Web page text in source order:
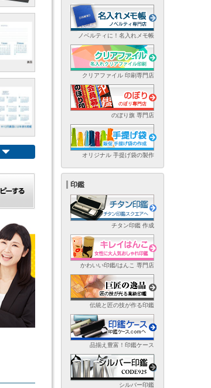
ノベルティに！名入れメモ帳
クリアファイル 印刷専門店
のぼり旗 専門店
オリジナル 手提げ袋の製作
印鑑
チタン印鑑 作成
かわいい印鑑/はんこ 専門店
伝統と匠の技が作る印鑑
品揃え豊富！印鑑ケース
シルバー印鑑